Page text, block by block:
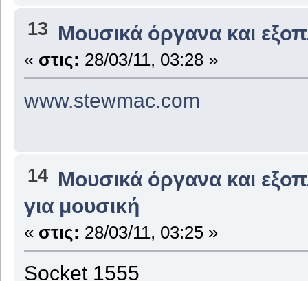
13 Μουσικά όργανα και
« στις: 28/03/11, 03:28 »
www.stewmac.com
14 Μουσικά όργανα και
για μουσική
« στις: 28/03/11, 03:25 »
Socket 1555